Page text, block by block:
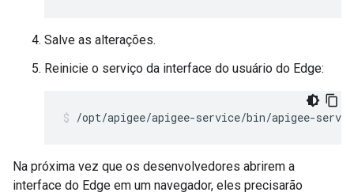
Salve as alterações.
Reinicie o serviço da interface do usuário do Edge:
/opt/apigee/apigee-service/bin/apigee-
Na próxima vez que os desenvolvedores abrirem a
interface do Edge em um navegador, eles precisarão